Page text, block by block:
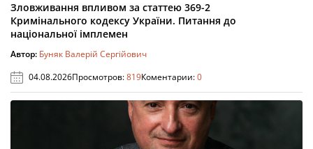
Зловживання впливом за статтею 369-2
Кримінального кодексу України. Питання до
національної імплемен
Автор: Буняк Валерій Сергійович
04.08.2026Просмотров:819Коментарии:0